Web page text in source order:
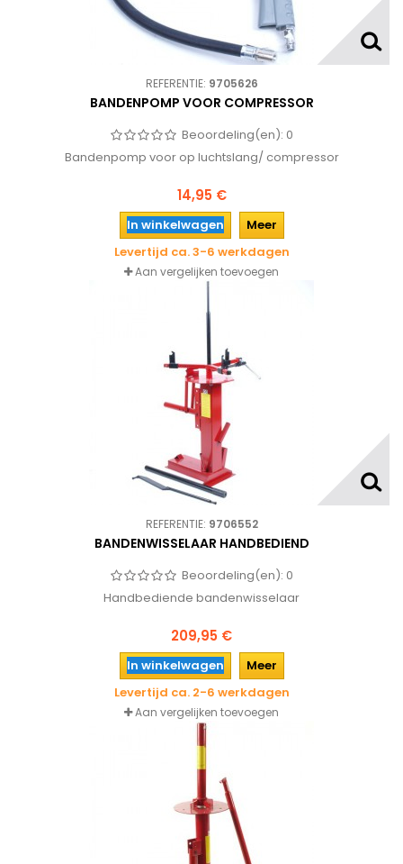
REFERENTIE: 9705626
BANDENPOMP VOOR COMPRESSOR
Beoordeling(en): 0
Bandenpomp voor op luchtslang/ compressor
14,95 €
In winkelwagen
Meer
Levertijd ca. 3-6 werkdagen
Aan vergelijken toevoegen
REFERENTIE: 9706552
BANDENWISSELAAR HANDBEDIEND
Beoordeling(en): 0
Handbediende bandenwisselaar
209,95 €
In winkelwagen
Meer
Levertijd ca. 2-6 werkdagen
Aan vergelijken toevoegen